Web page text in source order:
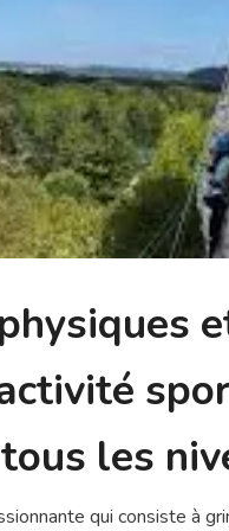
activité
les
qui consiste à